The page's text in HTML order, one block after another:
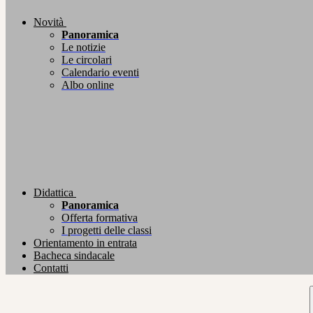
Novità
Panoramica
Le notizie
Le circolari
Calendario eventi
Albo online
Didattica
Panoramica
Offerta formativa
I progetti delle classi
Orientamento in entrata
Bacheca sindacale
Contatti